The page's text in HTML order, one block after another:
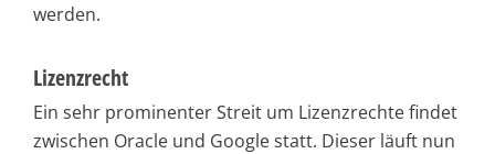
werden.
Lizenzrecht
Ein sehr prominenter Streit um Lizenzrechte findet
zwischen Oracle und Google statt. Dieser läuft nun